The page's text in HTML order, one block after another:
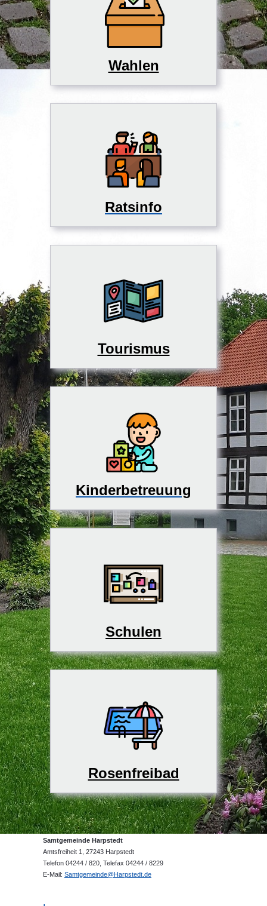
Wahlen
Ratsinfo
Tourismus
Kinderbetreuung
Schulen
Rosenfreibad
Samtgemeinde Harpstedt
Amtsfreiheit 1, 27243 Harpstedt
Telefon 04244 / 820, Telefax 04244 / 8229
E-Mail: Samtgemeinde@Harpstedt.de